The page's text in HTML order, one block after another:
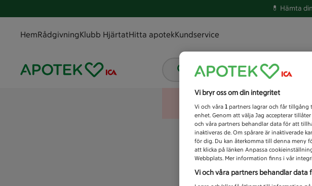
💊 Hämta
HemRådgivningKlubb HjärtatHitta apotekKundservice
Vad letar du efter idag?
Vi bryr oss om din integritet
Vi och våra 1 partners lagrar och får tillgång
enhet. Genom att välja Jag accepterar
och våra partners behandlar data för att
inaktiveras de. Om spårare är inaktiverade
för dig. Du kan återkomma till denna meny
att klicka på länken Anpassa
Webbplats. Mer information finns i vår
Vi och våra partners behandlar data